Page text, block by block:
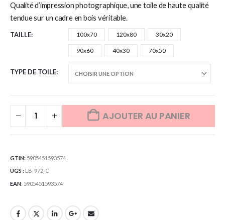
Qualité d’impression photographique, une toile de haute qualité
tendue sur un cadre en bois véritable.
TAILLE 100x70 120x80 30x20
90x60 40x30 70x50
TYPE DE TOILE
AJOUTER AU PANIER
GTIN: 5905451593574
UGS : LB-972-C
EAN: 5905451593574